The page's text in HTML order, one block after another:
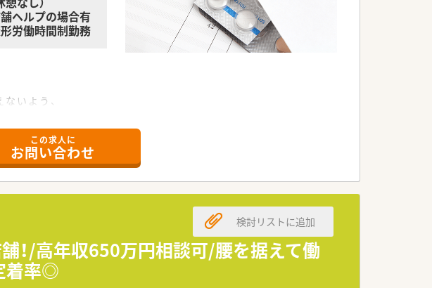
ヘルプの場合有
労働時間制勤務
いよう、
あるため、
ートを行っています。
意識を持つために行っています。
予定です。
資格取得の費用負担も行っています！
この求人に
お問い合わせ
！/高年収650万円相談可/腰を据えて働
着率◎
検討リストに追加